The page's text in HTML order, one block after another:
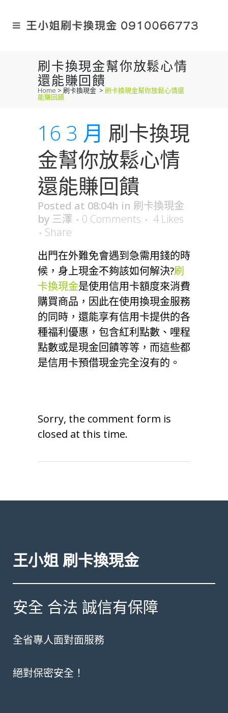
刷卡換現金幫你放鬆心情
還能賺回饋
Home > 刷卡換現金 > 刷卡換現金幫你放鬆心情還
能賺回饋
16 3 月 刷卡換現
金幫你放鬆心情
還能賺回饋
Posted at 08:04h in 刷卡換現金
by 三澤 0 Comments 4 Likes
Share
出門在外難免會遇到急需用錢的時
候，身上現金不夠該如何解決?刷
卡換現金是使用信用卡額度來消費
購買商品，因此在使用換現金服務
的同時，還能享有信用卡提供的各
種福利優惠，包含紅利點數、哩程
點數或是現金回饋等等，而這些都
是信用卡預借現金完全沒有的。
Sorry, the comment form is
closed at this time.
王小姐 刷卡換現金
安全 合法 誠信有保障
全省專人面對面服務
絕對保密安全！